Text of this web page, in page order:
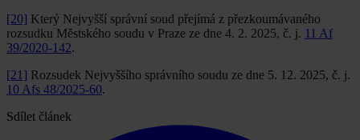
[20] Který Nejvyšší správní soud přejímá z přezkoumávaného
rozsudku Městského soudu v Praze ze dne 4. 2. 2025, č. j. 11 Af
39/2020-142.
[21] Rozsudek Nejvyššího správního soudu ze dne 5. 12. 2025, č. j.
10 Afs 48/2025-60.
Sdílet článek